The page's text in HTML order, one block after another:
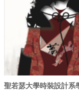
聖若瑟大學時裝設計